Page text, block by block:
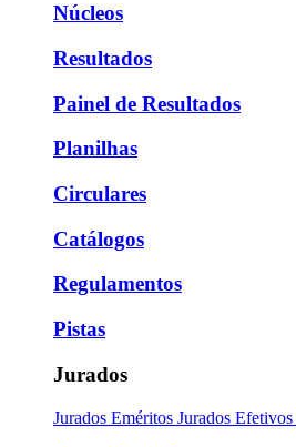
Núcleos
Resultados
Painel de Resultados
Planilhas
Circulares
Catálogos
Regulamentos
Pistas
Jurados
Jurados Eméritos Jurados Efetivos